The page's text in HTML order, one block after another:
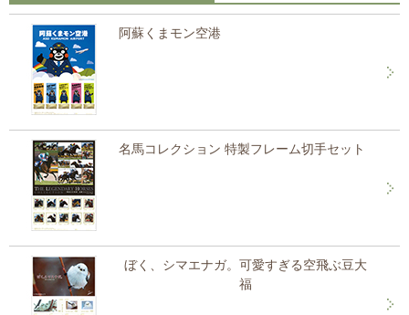
阿蘇くまモン空港
名馬コレクション 特製フレーム切手セット
ぼく、シマエナガ。可愛すぎる空飛ぶ豆大
福